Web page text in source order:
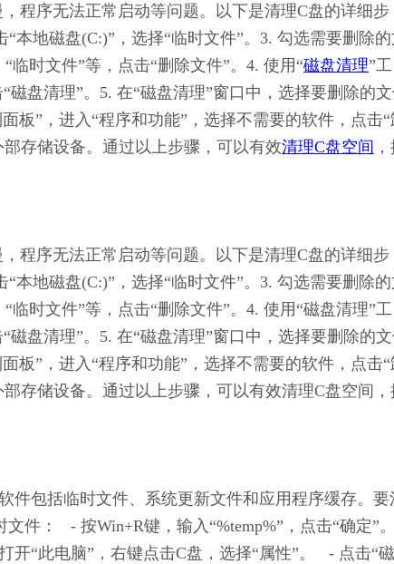
程序无法正常启动等问题。以下是清理C盘的详细步
本地磁盘(C:)”，选择“临时文件”。3. 勾选需要删除的
临时文件”等，点击“删除文件”。4. 使用“磁盘清理”工
磁盘清理”。5. 在“磁盘清理”窗口中，选择要删除的
板”，进入“程序和功能”，选择不需要的软件，点击“
存储设备。通过以上步骤，可以有效清理C盘空间
程序无法正常启动等问题。以下是清理C盘的详细步
本地磁盘(C:)”，选择“临时文件”。3. 勾选需要删除的
临时文件”等，点击“删除文件”。4. 使用“磁盘清理”工
磁盘清理”。5. 在“磁盘清理”窗口中，选择要删除的
板”，进入“程序和功能”，选择不需要的软件，点击“
存储设备。通过以上步骤，可以有效清理C盘空间，
件包括临时文件、系统更新文件和应用程序缓存。要
件：   - 按Win+R键，输入“%temp%”，点击“确定”
“此电脑”，右键点击C盘，选择“属性”。   - 点击“